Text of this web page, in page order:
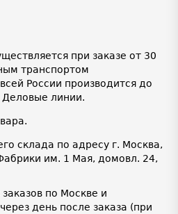
при заказе от 30
транспортом
России производится до
линии.
склада по адресу г. Москва,
им. 1 Мая, домовл. 24,
по Москве и
день после заказа (при